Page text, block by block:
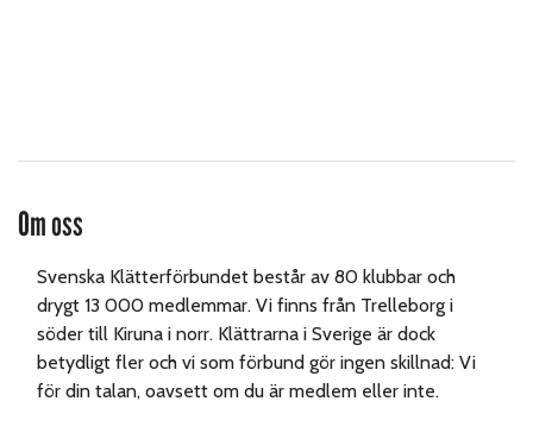
Om oss
Svenska Klätterförbundet består av 80 klubbar och
drygt 13 000 medlemmar. Vi finns från Trelleborg i
söder till Kiruna i norr. Klättrarna i Sverige är dock
betydligt fler och vi som förbund gör ingen skillnad: Vi
för din talan, oavsett om du är medlem eller inte.